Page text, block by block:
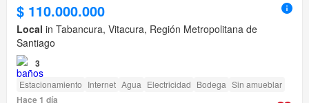
$ 110.000.000
Local in Tabancura, Vitacura, Región Metropolitana de
Santiago
3
Estacionamiento Internet Agua Electricidad Bodega Sin amueblar
Hace 1 día